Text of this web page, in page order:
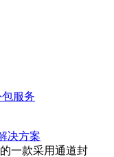
服务
决方案
一款采用通道封